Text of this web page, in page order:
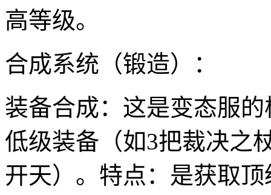
高等级。
合成系统（锻造）：
装备合成：这是变态服
低级装备（如3把裁决之
开天）。特点：是获取